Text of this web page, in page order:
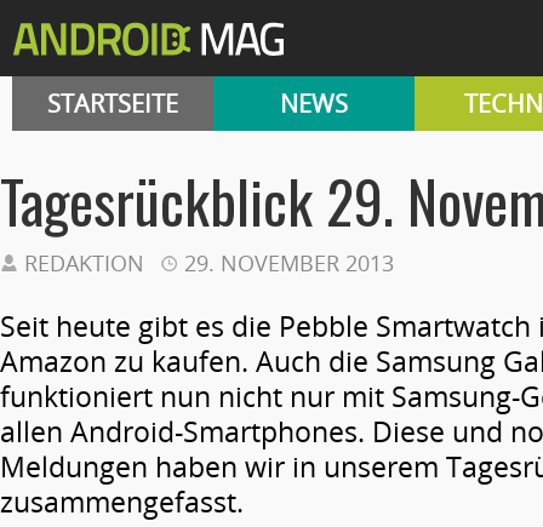
STARTSEITE NEWS
Tagesrückblick 29.
REDAKTION 29. NOVEMBER 2013
Seit heute gibt es die Pebble
Amazon zu kaufen. Auch die Samsung
funktioniert nun nicht nur mit Samsung-
allen Android-Smartphones. Diese und
Meldungen haben wir in unserem
zusammengefasst.